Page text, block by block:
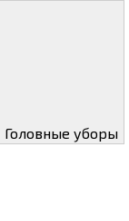
Головные уборы